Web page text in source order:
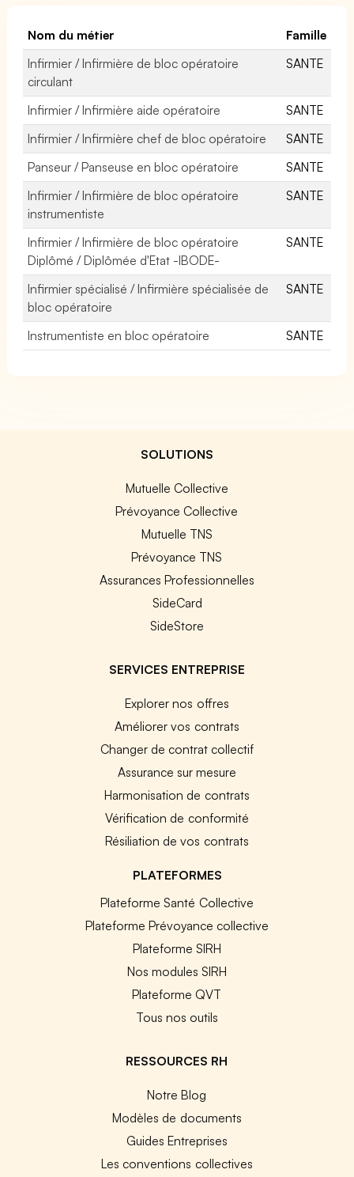
Nom du métier
Famille
Infirmier / Infirmière de bloc opératoire
circulant
SANTE
Infirmier / Infirmière aide opératoire
SANTE
Infirmier / Infirmière chef de bloc opératoire
SANTE
Panseur / Panseuse en bloc opératoire
SANTE
Infirmier / Infirmière de bloc opératoire
instrumentiste
SANTE
Infirmier / Infirmière de bloc opératoire
Diplômé / Diplômée d'Etat -IBODE-
SANTE
Infirmier spécialisé / Infirmière spécialisée de
bloc opératoire
SANTE
Instrumentiste en bloc opératoire SANTE
SOLUTIONS
Mutuelle Collective
Prévoyance Collective
Mutuelle TNS
Prévoyance TNS
Assurances Professionnelles
SideCard
SideStore
SERVICES ENTREPRISE
Explorer nos offres
Améliorer vos contrats
Changer de contrat collectif
Assurance sur mesure
Harmonisation de contrats
Vérification de conformité
Résiliation de vos contrats
PLATEFORMES
Plateforme Santé Collective
Plateforme Prévoyance collective
Plateforme SIRH
Nos modules SIRH
Plateforme QVT
Tous nos outils
RESSOURCES RH
Notre Blog
Modèles de documents
Guides Entreprises
Les conventions collectives